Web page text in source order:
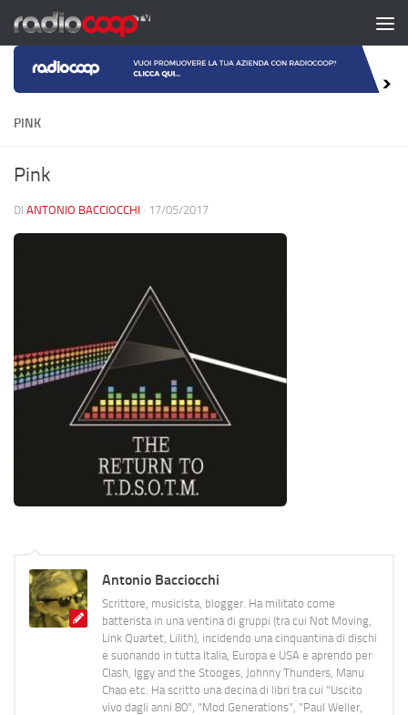
Salta al contenuto
PINK
Pink
DI ANTONIO BACCIOCCHI · 17/05/2017
Antonio Bacciocchi
Scrittore, musicista, blogger. Ha militato come
batterista in una ventina di gruppi (tra cui Not Moving,
Link Quartet, Lilith), incidendo una cinquantina di dischi
e suonando in tutta Italia, Europa e USA e aprendo per
Clash, Iggy and the Stooges, Johnny Thunders, Manu
Chao etc. Ha scritto una decina di libri tra cui "Uscito
vivo dagli anni 80", "Mod Generations", "Paul Weller,